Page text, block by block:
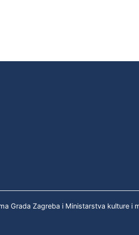
Grada Zagreba i Ministarstva kulture i